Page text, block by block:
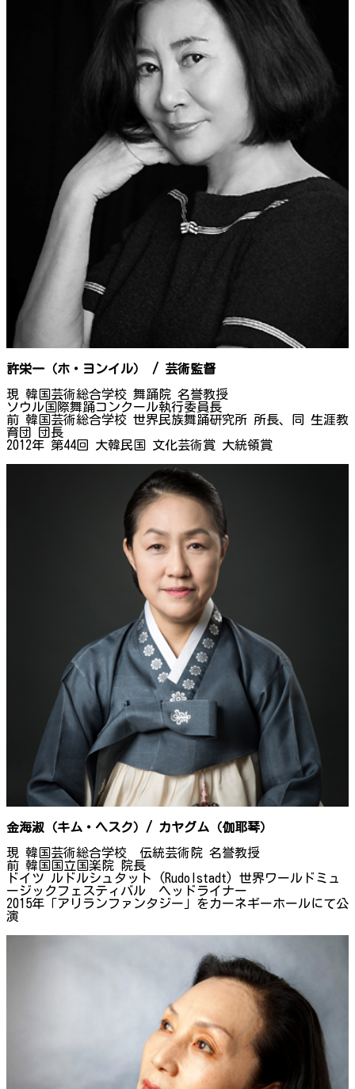
許栄一（ホ・ヨンイル） / 芸術監督
現 韓国芸術総合学校 舞踊院 名誉教授
ソウル国際舞踊コンクール執行委員長
前 韓国芸術総合学校 世界民族舞踊研究所 所長、同 生涯教
育団 団長
2012年 第44回 大韓民国 文化芸術賞 大統領賞
金海淑（キム・ヘスク）/ カヤグム（伽耶琴）
現 韓国芸術総合学校 伝統芸術院 名誉教授
前 韓国国立国楽院 院長
ドイツ ルドルシュタット (Rudolstadt) 世界ワールドミュ
ージックフェスティバル ヘッドライナー
2015年「アリランファンタジー」をカーネギーホールにて公
演